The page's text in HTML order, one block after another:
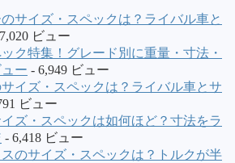
サイズ・スペックは？ライバル車と
ビュー
ク特集！グレード別に重量・寸法・
ー - 6,949 ビュー
イズ・スペックは？ライバル車とサ
ビュー
ズ・スペックは如何ほど？寸法をラ
- 6,418 ビュー
のサイズ・スペックは？トルクが半